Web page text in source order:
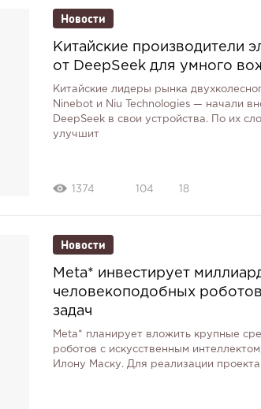
Новости
Китайские производители
от DeepSeek для умного
Китайские лидеры рынка
Ninebot и Niu Technologies — начали
DeepSeek в свои устройства. По их
улучшит
1374 104 18
Новости
Meta* инвестирует
человекоподобных
задач
Meta* планирует вложить крупные
роботов с искусственным
Илону Маску. Для реализации